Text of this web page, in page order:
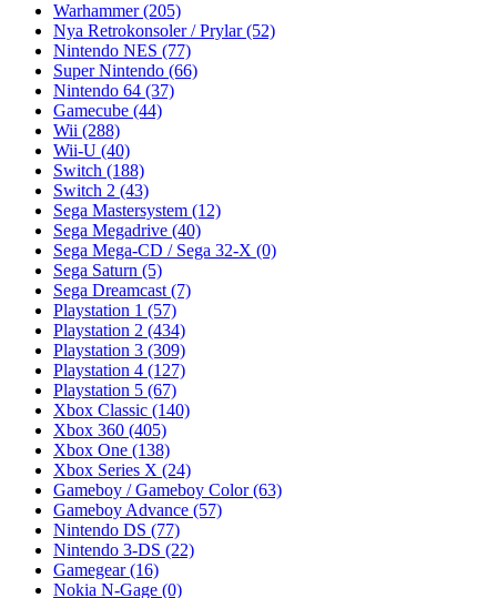
Warhammer(205)
Nya Retrokonsoler / Prylar(52)
Nintendo NES (77)
Super Nintendo (66)
Nintendo 64 (37)
Gamecube (44)
Wii (288)
Wii-U (40)
Switch (188)
Switch 2 (43)
Sega Mastersystem (12)
Sega Megadrive (40)
Sega Mega-CD / Sega 32-X (0)
Sega Saturn (5)
Sega Dreamcast (7)
Playstation 1 (57)
Playstation 2 (434)
Playstation 3 (309)
Playstation 4 (127)
Playstation 5 (67)
Xbox Classic (140)
Xbox 360 (405)
Xbox One (138)
Xbox Series X (24)
Gameboy / Gameboy Color(63)
Gameboy Advance (57)
Nintendo DS (77)
Nintendo 3-DS (22)
Gamegear(16)
Nokia N-Gage (0)